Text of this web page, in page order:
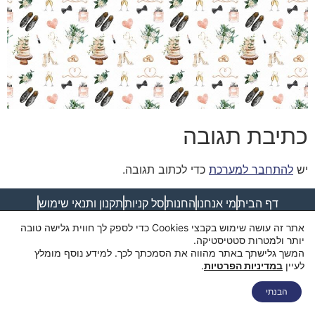
כתיבת תגובה
יש להתחבר למערכת כדי לכתוב תגובה.
דף הביתמי אנחנו החנותסל קניותתקנון ותנאי שימוש
אתר זה עושה שימוש בקבצי Cookies כדי לספק לך חווית גלישה טובה
יותר ולמטרות סטטיסטיקה.
המשך גלישתך באתר מהווה את הסמכתך לכך. למידע נוסף מומלץ
לעיין במדיניות הפרטיות.
הבנתי